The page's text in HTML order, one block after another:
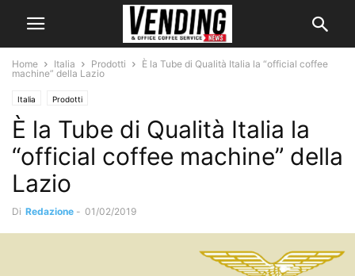
Home Italia Prodotti
È la Tube di Qualità Italia la “official coffee
machine” della Lazio
Italia Prodotti
È la Tube di Qualità Italia la
“official coffee machine” della
Lazio
Di Redazione - 01/02/2019